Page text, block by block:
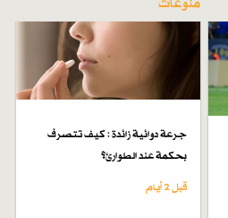
منوعات
جرعة دوائية زائدة : كيف تتصرف
بحكمة عند الطوارئ؟
قبل 2 أيام